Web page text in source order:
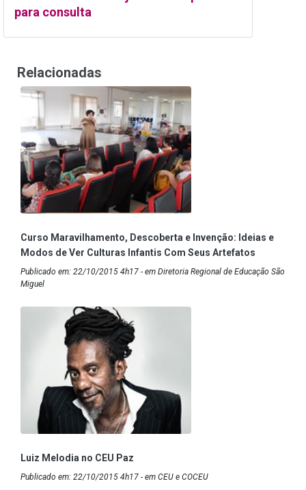
para consulta
Relacionadas
Curso Maravilhamento, Descoberta e Invenção: Ideias e
Modos de Ver Culturas Infantis Com Seus Artefatos
Publicado em: 22/10/2015 4h17 - em Diretoria Regional de Educação São
Miguel
Luiz Melodia no CEU Paz
Publicado em: 22/10/2015 4h17 - em CEU e COCEU